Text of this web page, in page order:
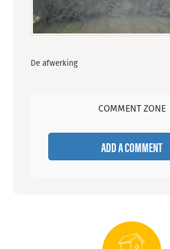
De afwerking
COMMENT ZONE
ADD A COMMENT